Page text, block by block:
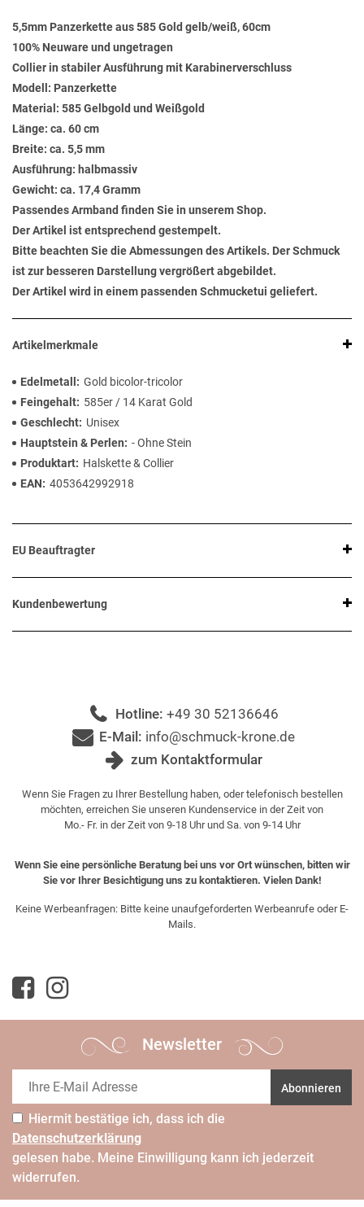
5,5mm Panzerkette aus 585 Gold gelb/weiß, 60cm
100% Neuware und ungetragen
Collier in stabiler Ausführung mit Karabinerverschluss
Modell: Panzerkette
Material: 585 Gelbgold und Weißgold
Länge: ca. 60 cm
Breite: ca. 5,5 mm
Ausführung: halbmassiv
Gewicht: ca. 17,4 Gramm
Passendes Armband finden Sie in unserem Shop.
Der Artikel ist entsprechend gestempelt.
Bitte beachten Sie die Abmessungen des Artikels. Der Schmuck
ist zur besseren Darstellung vergrößert abgebildet.
Der Artikel wird in einem passenden Schmucketui geliefert.
Artikelmerkmale
Edelmetall
Gold bicolor-tricolor
Feingehalt
585er / 14 Karat Gold
Geschlecht
Unisex
Hauptstein & Perlen
- Ohne Stein
Produktart
Halskette & Collier
EAN
4053642992918
EU Beauftragter
Kundenbewertung
Hotline: +49 30 52136646
E-Mail: info@schmuck-krone.de
zum Kontaktformular
Wenn Sie Fragen zu Ihrer Bestellung haben, oder telefonisch bestellen
möchten, erreichen Sie unseren Kundenservice in der Zeit von
Mo.- Fr. in der Zeit von 9-18 Uhr und Sa. von 9-14 Uhr
Wenn Sie eine persönliche Beratung bei uns vor Ort wünschen, bitten wir
Sie vor Ihrer Besichtigung uns zu kontaktieren. Vielen Dank!
Keine Werbeanfragen: Bitte keine unaufgeforderten Werbeanrufe oder E-
Mails.
Newsletter
Abonnieren
Hiermit bestätige ich, dass ich die
Daten­schutz­erklärung
gelesen habe. Meine Einwilligung kann ich jederzeit
widerrufen.